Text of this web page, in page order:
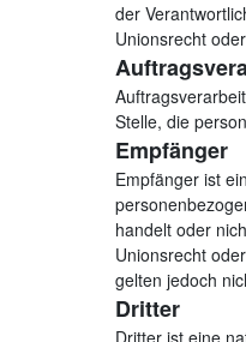
der
Unionsrecht
Stelle, die
Empfänger
Empfänger ist
handelt oder
Unionsrecht
gelten jedoch
Dritter
Dritter ist eine